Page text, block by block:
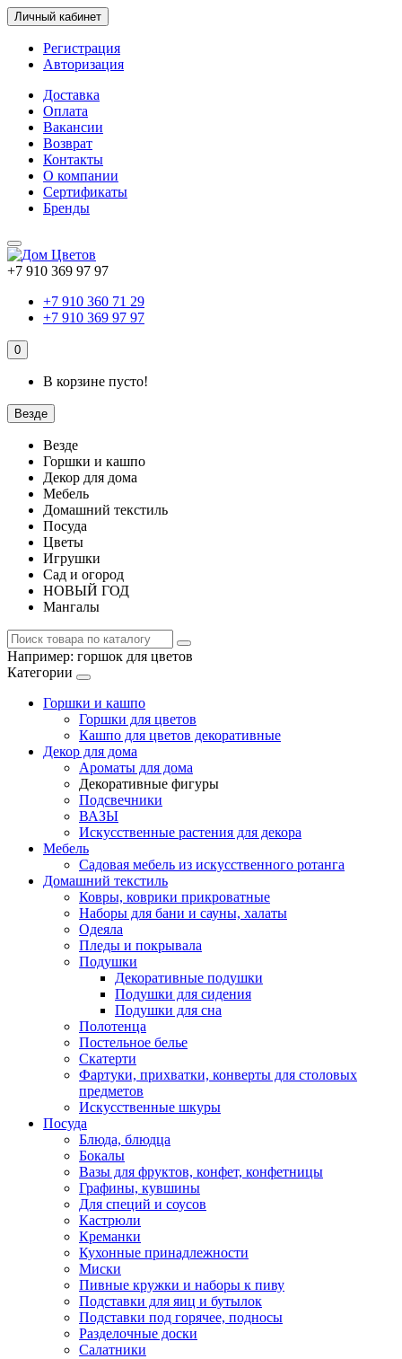
Личный кабинет
Регистрация
Авторизация
Доставка
Оплата
Вакансии
Возврат
Контакты
О компании
Сертификаты
Бренды
+7 910 369 97 97
+7 910 360 71 29
+7 910 369 97 97
0
В корзине пусто!
Везде
Везде
Горшки и кашпо
Декор для дома
Мебель
Домашний текстиль
Посуда
Цветы
Игрушки
Сад и огород
НОВЫЙ ГОД
Мангалы
Например: горшок для цветов
Категории
Горшки и кашпо
Горшки для цветов
Кашпо для цветов декоративные
Декор для дома
Ароматы для дома
Декоративные фигуры
Подсвечники
ВАЗЫ
Искусственные растения для декора
Мебель
Садовая мебель из искусственного ротанга
Домашний текстиль
Ковры, коврики прикроватные
Наборы для бани и сауны, халаты
Одеяла
Пледы и покрывала
Подушки
Декоративные подушки
Подушки для сидения
Подушки для сна
Полотенца
Постельное белье
Скатерти
Фартуки, прихватки, конверты для столовых
предметов
Искусственные шкуры
Посуда
Блюда, блюдца
Бокалы
Вазы для фруктов, конфет, конфетницы
Графины, кувшины
Для специй и соусов
Кастрюли
Креманки
Кухонные принадлежности
Миски
Пивные кружки и наборы к пиву
Подставки для яиц и бутылок
Подставки под горячее, подносы
Разделочные доски
Салатники